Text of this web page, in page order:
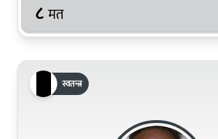
८ मत
स्वतन्त्र